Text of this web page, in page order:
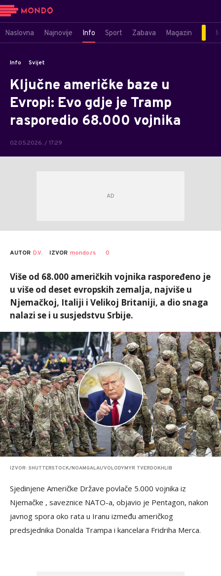
Naslovna Najnovije Info Sport Zabava Magazin
Info Svijet
Ključne američke baze u
Evropi: Evo gdje je Tramp
rasporedio 68.000 vojnika
02.05.2026. / 17:29
AUTOR D.V. IZVOR mondo.rs 0
Više od 68.000 američkih vojnika raspoređeno je
u više od deset evropskih zemalja, najviše u
Njemačkoj, Italiji i Velikoj Britaniji, a dio snaga
nalazi se i u susjedstvu Srbije.
IZVOR: SHUTTERSTOCK/NOAMGALAI/VOLODYMYR TVERDOKHLIB
Sjedinjene Američke Države povlače 5.000 vojnika iz
Njemačke , saveznice NATO-a, objavio je Pentagon, nakon
javnog spora oko rata u Iranu između američkog
predsjednika Donalda Trampa i kancelara Fridriha Merca.